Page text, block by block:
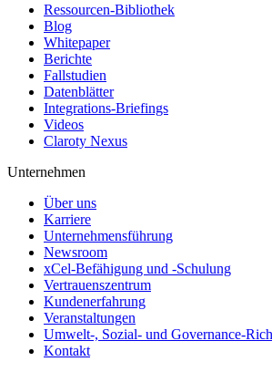
Ressourcen-Bibliothek
Blog
Whitepaper
Berichte
Fallstudien
Datenblätter
Integrations-Briefings
Videos
Claroty Nexus
Unternehmen
Über uns
Karriere
Unternehmensführung
Newsroom
xCel-Befähigung und -Schulung
Vertrauenszentrum
Kundenerfahrung
Veranstaltungen
Umwelt-, Sozial- und Governance-
Kontakt